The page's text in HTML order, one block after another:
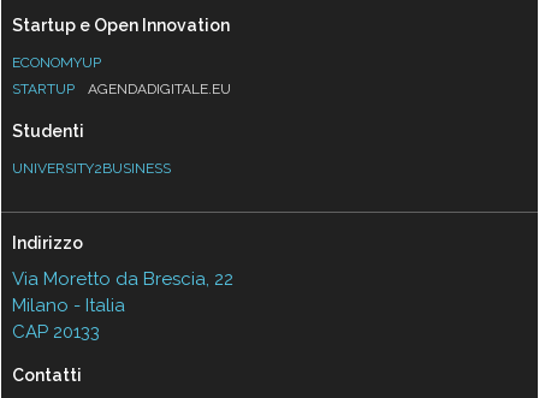
Startup e Open Innovation
ECONOMYUP
STARTUP
AGENDADIGITALE.EU
Studenti
UNIVERSITY2BUSINESS
Indirizzo
Via Moretto da Brescia, 22
Milano - Italia
CAP 20133
Contatti